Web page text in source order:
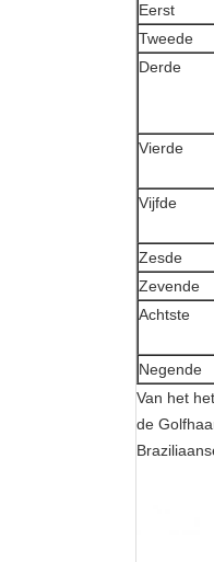
Eerst
Tweede
Derde
Vierde
Vijfde
Zesde
Zevende
Achtste
Negende
Van het
de